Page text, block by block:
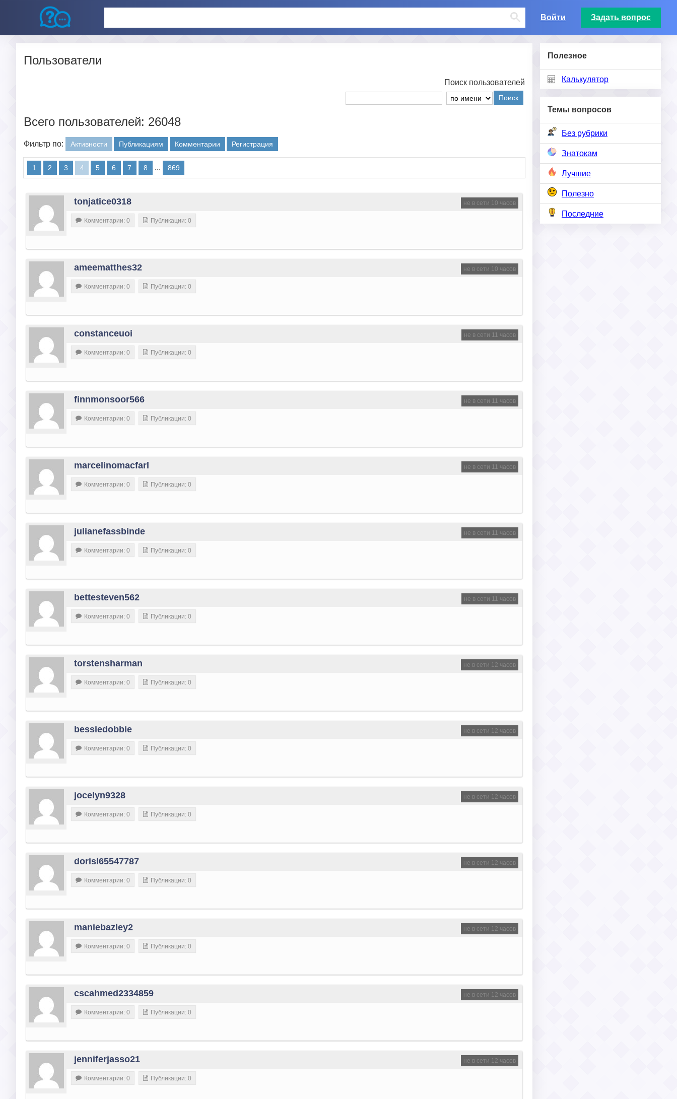
Войти Задать вопрос
Полезное
Калькулятор
Темы вопросов
Без рубрики
Знатокам
Лучшие
Полезно
Последние
Пользователи
Поиск пользователей
Поиск
Всего пользователей: 26048
Фильтр по: Активности Публикациям Комментарии Регистрация
1 2 3 4 5 6 7 8 ... 869
не в сети 10 часов
tonjatice0318
Комментарии: 0 Публикации: 0
не в сети 10 часов
ameematthes32
Комментарии: 0 Публикации: 0
не в сети 11 часов
constanceuoi
Комментарии: 0 Публикации: 0
не в сети 11 часов
finnmonsoor566
Комментарии: 0 Публикации: 0
не в сети 11 часов
marcelinomacfarl
Комментарии: 0 Публикации: 0
не в сети 11 часов
julianefassbinde
Комментарии: 0 Публикации: 0
не в сети 11 часов
bettesteven562
Комментарии: 0 Публикации: 0
не в сети 12 часов
torstensharman
Комментарии: 0 Публикации: 0
не в сети 12 часов
bessiedobbie
Комментарии: 0 Публикации: 0
не в сети 12 часов
jocelyn9328
Комментарии: 0 Публикации: 0
не в сети 12 часов
dorisl65547787
Комментарии: 0 Публикации: 0
не в сети 12 часов
maniebazley2
Комментарии: 0 Публикации: 0
не в сети 12 часов
cscahmed2334859
Комментарии: 0 Публикации: 0
не в сети 12 часов
jenniferjasso21
Комментарии: 0 Публикации: 0